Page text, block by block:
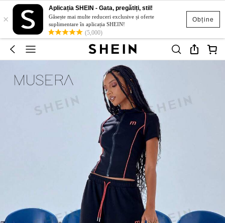
Obține
×
Aplicația SHEIN - Gata, pregătiți, stil!
Găsește mai multe reduceri exclusive și oferte
suplimentare în aplicația SHEIN!
(5,000)